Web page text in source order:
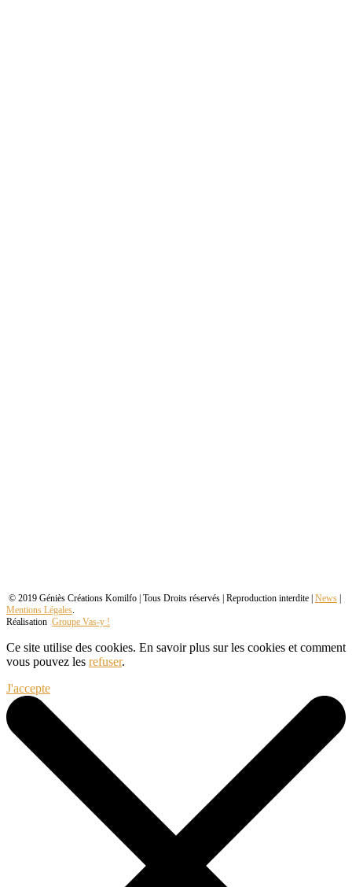
© 2019 Géniès Créations Komilfo | Tous Droits réservés | Reproduction interdite | News |
Mentions Légales.
Réalisation Groupe Vas-y !
Ce site utilise des cookies. En savoir plus sur les cookies et comment
vous pouvez les refuser.
J'accepte